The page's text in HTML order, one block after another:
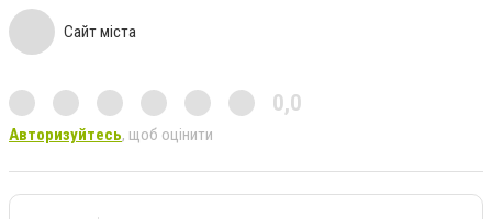
Сайт міста
0,0
Авторизуйтесь, щоб оцінити